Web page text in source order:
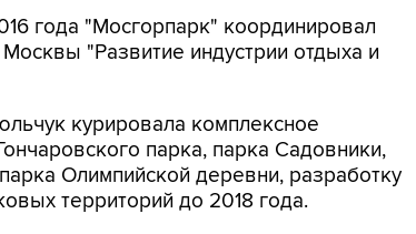
года "Мосгорпарк" координировал
"Развитие индустрии отдыха и
курировала комплексное
парка, парка Садовники,
Олимпийской деревни, разработку
территорий до 2018 года.